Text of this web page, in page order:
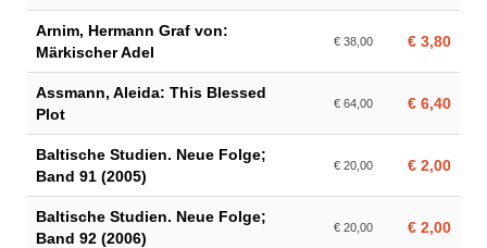
Arnim, Hermann Graf von:
Märkischer Adel
€ 38,00 € 3,80
Assmann, Aleida: This Blessed
Plot
€ 64,00 € 6,40
Baltische Studien. Neue Folge;
Band 91 (2005)
€ 20,00 € 2,00
Baltische Studien. Neue Folge;
Band 92 (2006)
€ 20,00 € 2,00